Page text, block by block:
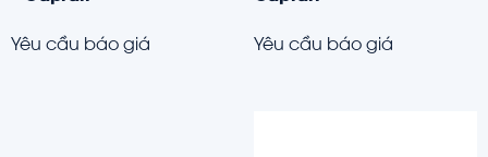
Yêu cầu báo giá Yêu cầu báo giá